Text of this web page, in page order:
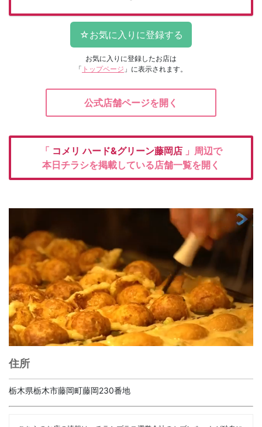
お気に入りに登録したお店は
「 トップページ 」に表示されます。
公式店舗ページを開く
「 コメリハード&グリーン藤岡店 」周辺で
本日チラシを掲載している店舗一覧を開く
住所
栃木県栃木市藤岡町藤岡230番地